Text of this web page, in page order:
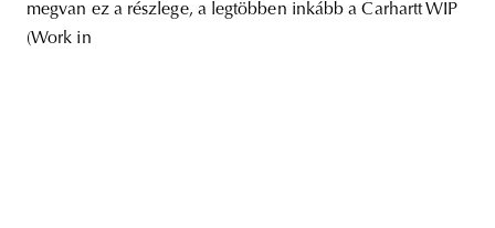
poland
megvan ez a részlege, a legtöbben inkább a Carhartt WIP
(Work in